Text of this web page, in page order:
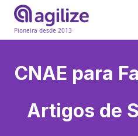
Pioneira desde 2013
CNAE para
Artigos de